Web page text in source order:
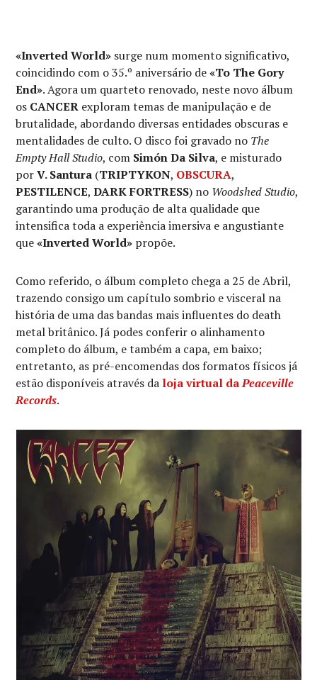
«Inverted World» surge num momento significativo,
coincidindo com o 35.º aniversário de«To The Gory
End». Agora um quarteto renovado, neste novo álbum
os CANCER exploram temas de manipulação e de
brutalidade, abordando diversas entidades obscuras e
mentalidades de culto. O disco foi gravado no The
Empty Hall Studio, com Simón Da Silva, e misturado
porV. Santura (TRIPTYKON, OBSCURA,
PESTILENCE,DARK FORTRESS) no Woodshed Studio,
garantindo uma produção de alta qualidade que
intensifica toda a experiência imersiva e angustiante
que«Inverted World» propõe.
Como referido, o álbum completo chega a 25 de Abril,
trazendo consigo um capítulo sombrio e visceral na
história de uma das bandas mais influentes do death
metal britânico. Já podes conferir o alinhamento
completo do álbum, e também a capa, em baixo;
entretanto, as pré-encomendas dos formatos físicos já
estão disponíveis através da loja virtual daPeaceville
Records.